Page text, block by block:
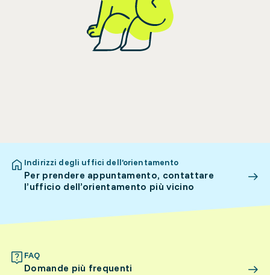
Indirizzi degli uffici dell’orientamento
Per prendere appuntamento, contattare
l’ufficio dell’orientamento più vicino
FAQ
Domande più frequenti